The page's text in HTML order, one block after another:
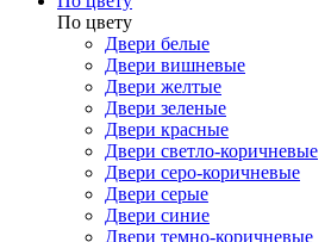
По цвету
Двери белые
Двери вишневые
Двери желтые
Двери зеленые
Двери красные
Двери светло-коричневые
Двери серо-коричневые
Двери серые
Двери синие
Двери темно-коричневые